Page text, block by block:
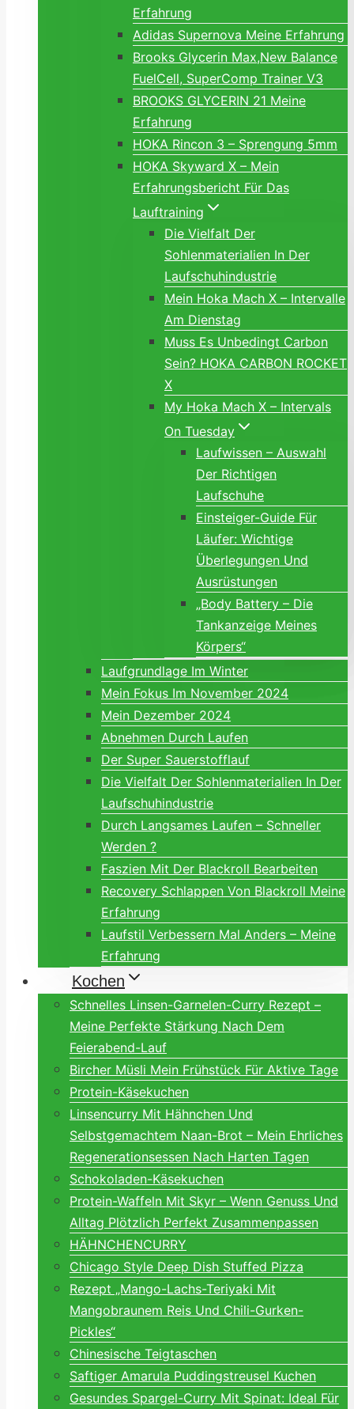
Erfahrung
Adidas Supernova Meine Erfahrung
Brooks Glycerin Max,New Balance
FuelCell, SuperComp Trainer V3
BROOKS GLYCERIN 21 Meine
Erfahrung
HOKA Rincon 3 – Sprengung 5mm
HOKA Skyward X – Mein
Erfahrungsbericht Für Das
Lauftraining
Die Vielfalt Der
Sohlenmaterialien In Der
Laufschuhindustrie
Mein Hoka Mach X – Intervalle
Am Dienstag
Muss Es Unbedingt Carbon
Sein? HOKA CARBON ROCKET
X
My Hoka Mach X – Intervals
On Tuesday
Laufwissen – Auswahl
Der Richtigen
Laufschuhe
Einsteiger-Guide Für
Läufer: Wichtige
Überlegungen Und
Ausrüstungen
„Body Battery – Die
Tankanzeige Meines
Körpers“
Laufgrundlage Im Winter
Mein Fokus Im November 2024
Mein Dezember 2024
Abnehmen Durch Laufen
Der Super Sauerstofflauf
Die Vielfalt Der Sohlenmaterialien In Der
Laufschuhindustrie
Durch Langsames Laufen – Schneller
Werden ?
Faszien Mit Der Blackroll Bearbeiten
Recovery Schlappen Von Blackroll Meine
Erfahrung
Laufstil Verbessern Mal Anders – Meine
Erfahrung
Kochen
Schnelles Linsen-Garnelen-Curry Rezept –
Meine Perfekte Stärkung Nach Dem
Feierabend-Lauf
Bircher Müsli Mein Frühstück Für Aktive Tage
Protein-Käsekuchen
Linsencurry Mit Hähnchen Und
Selbstgemachtem Naan-Brot – Mein Ehrliches
Regenerationsessen Nach Harten Tagen
Schokoladen-Käsekuchen
Protein-Waffeln Mit Skyr – Wenn Genuss Und
Alltag Plötzlich Perfekt Zusammenpassen
HÄHNCHENCURRY
Chicago Style Deep Dish Stuffed Pizza
Rezept „Mango-Lachs-Teriyaki Mit
Mangobraunem Reis Und Chili-Gurken-
Pickles“
Chinesische Teigtaschen
Saftiger Amarula Puddingstreusel Kuchen
Gesundes Spargel-Curry Mit Spinat: Ideal Für